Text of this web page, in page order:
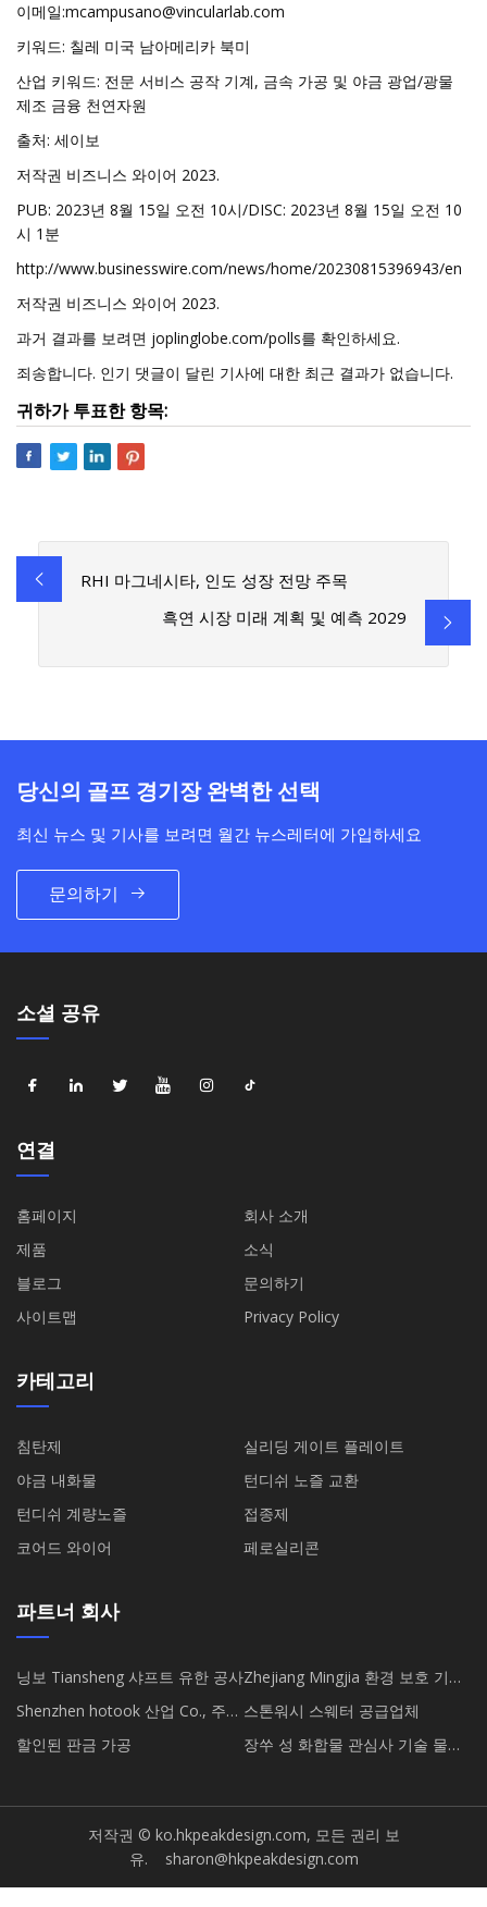
이메일:mcampusano@vincularlab.com
키워드: 칠레 미국 남아메리카 북미
산업 키워드: 전문 서비스 공작 기계, 금속 가공 및 야금 광업/광물
제조 금융 천연자원
출처: 세이보
저작권 비즈니스 와이어 2023.
PUB: 2023년 8월 15일 오전 10시/DISC: 2023년 8월 15일 오전 10
시 1분
http://www.businesswire.com/news/home/20230815396943/en
저작권 비즈니스 와이어 2023.
과거 결과를 보려면 joplinglobe.com/polls를 확인하세요.
죄송합니다. 인기 댓글이 달린 기사에 대한 최근 결과가 없습니다.
귀하가 투표한 항목:
RHI 마그네시타, 인도 성장 전망 주목
흑연 시장 미래 계획 및 예측 2029
당신의 골프 경기장 완벽한 선택
최신 뉴스 및 기사를 보려면 월간 뉴스레터에 가입하세요
문의하기
소셜 공유
연결
홈페이지
회사 소개
제품
소식
블로그
문의하기
사이트맵
Privacy Policy
카테고리
침탄제
실리딩 게이트 플레이트
야금 내화물
턴디쉬 노즐 교환
턴디쉬 계량노즐
접종제
코어드 와이어
페로실리콘
파트너 회사
닝보 Tiansheng 샤프트 유한 공사Zhejiang Mingjia 환경 보호 기술
Co., Ltd
Shenzhen hotook 산업 Co., 주정
부
스톤워시 스웨터 공급업체
할인된 판금 가공
장쑤 성 화합물 관심사 기술 물자
저작권 © ko.hkpeakdesign.com, 모든 권리 보
유. sharon@hkpeakdesign.com